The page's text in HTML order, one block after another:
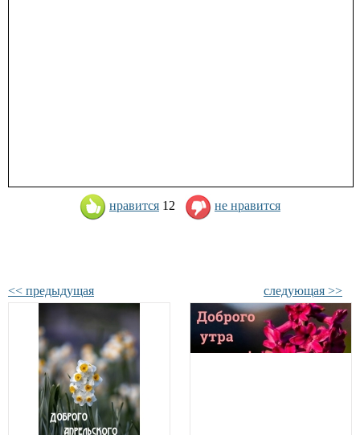
нравится 12 не нравится
<< предыдущая следующая >>